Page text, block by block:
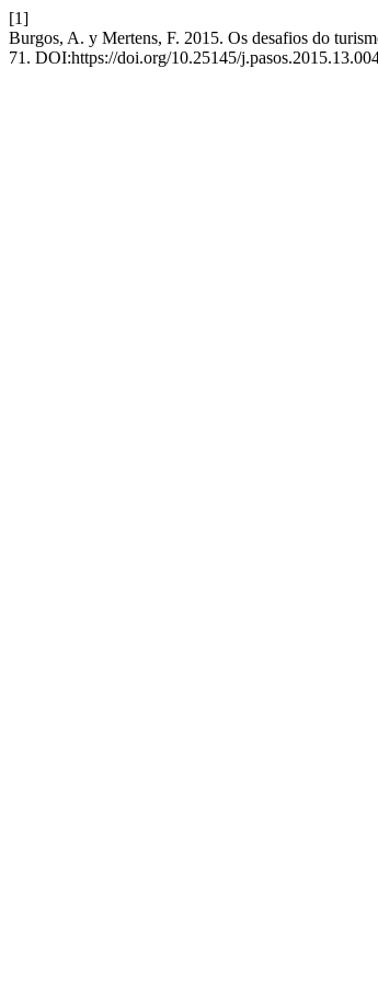
[1]
Burgos, A. y Mertens, F. 2015. Os desafios do
71. DOI:https://doi.org/10.25145/